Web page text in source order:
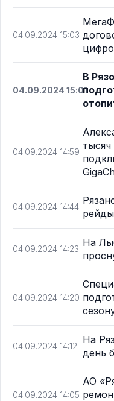
04.09.2024 15:03
04.09.2024 15:01
В
04.09.2024 14:59
04.09.2024 14:44
04.09.2024 14:23
На
04.09.2024 14:20
04.09.2024 14:12
На
день
04.09.2024 14:05
АО